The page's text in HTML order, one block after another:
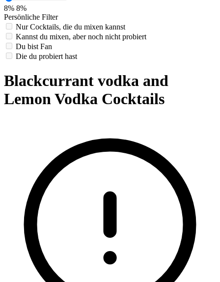
8% 8%
Persönliche Filter
Nur Cocktails, die du mixen kannst
Kannst du mixen, aber noch nicht probiert
Du bist Fan
Die du probiert hast
Blackcurrant vodka and
Lemon Vodka Cocktails